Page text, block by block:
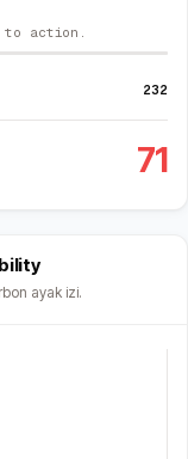
to action.
232
71
ayak izi.